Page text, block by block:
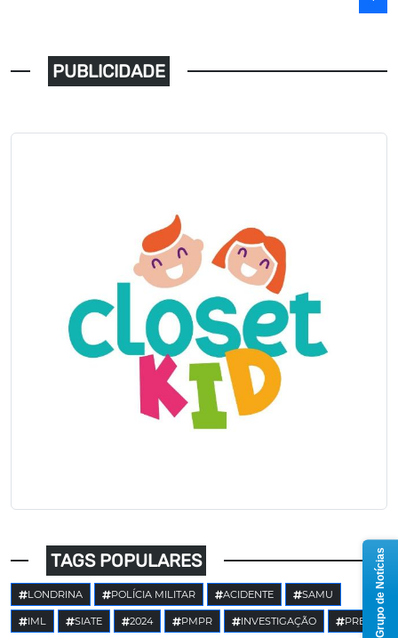
PUBLICIDADE
TAGS POPULARES
LONDRINA POLÍCIA MILITAR ACIDENTE SAMU
IML SIATE 2024 PMPR INVESTIGAÇÃO PRE Grupo de Notícias